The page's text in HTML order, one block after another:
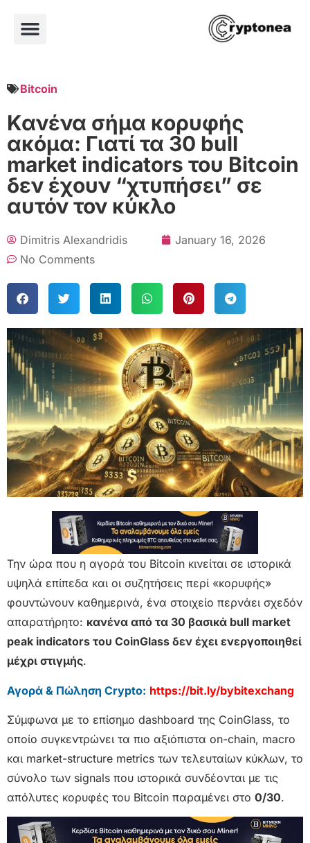
Bitcoin
Κανένα σήμα κορυφής
ακόμα: Γιατί τα 30 bull
market indicators του Bitcoin
δεν έχουν “χτυπήσει” σε
αυτόν τον κύκλο
Dimitris Alexandridis
January 16, 2026
No Comments
Την ώρα που η αγορά του Bitcoin κινείται σε ιστορικά
υψηλά επίπεδα και οι συζητήσεις περί «κορυφής»
φουντώνουν καθημερινά, ένα στοιχείο περνάει σχεδόν
απαρατήρητο: κανένα από τα 30 βασικά bull market
peak indicators του CoinGlass δεν έχει ενεργοποιηθεί
μέχρι στιγμής.
Αγορά & Πώληση Crypto: https://bit.ly/bybitexchang
Σύμφωνα με το επίσημο dashboard της CoinGlass, το
οποίο συγκεντρώνει τα πιο αξιόπιστα on-chain, macro
και market-structure metrics των τελευταίων κύκλων, το
σύνολο των signals που ιστορικά συνδέονται με τις
απόλυτες κορυφές του Bitcoin παραμένει στο 0/30.